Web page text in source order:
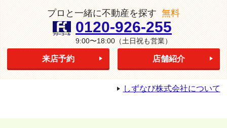
プロと一緒に不動産を探す 無料
0120-926-255
9:00〜18:00（土日祝も営業）
来店予約 店舗紹介
しずなび株式会社について